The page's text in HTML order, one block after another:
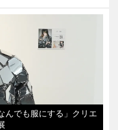
んでも服にする」クリエ